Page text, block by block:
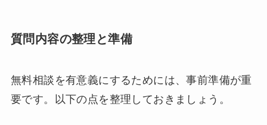
質問内容の整理と準備
無料相談を有意義にするためには、事前準備が重
要です。以下の点を整理しておきましょう。